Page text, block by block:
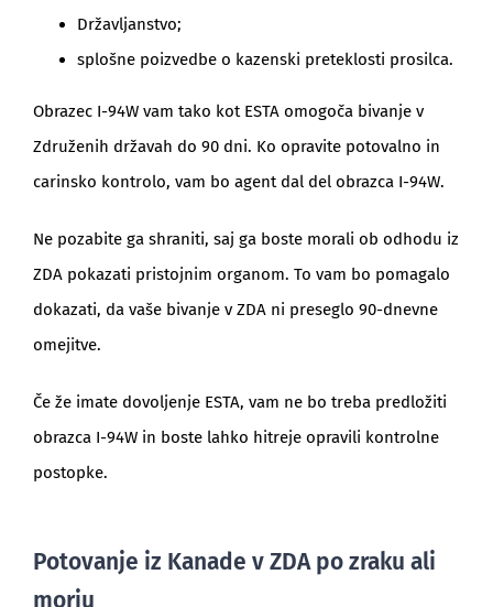
Državljanstvo;
splošne poizvedbe o kazenski preteklosti prosilca.
Obrazec I-94W vam tako kot ESTA omogoča bivanje v
Združenih državah do 90 dni. Ko opravite potovalno in
carinsko kontrolo, vam bo agent dal del obrazca I-94W.
Ne pozabite ga shraniti, saj ga boste morali ob odhodu iz
ZDA pokazati pristojnim organom. To vam bo pomagalo
dokazati, da vaše bivanje v ZDA ni preseglo 90-dnevne
omejitve.
Če že imate dovoljenje ESTA, vam ne bo treba predložiti
obrazca I-94W in boste lahko hitreje opravili kontrolne
postopke.
Potovanje iz Kanade v ZDA po zraku ali
morju